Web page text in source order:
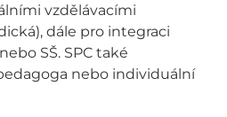
vzdělávacími
dále pro integraci
SŠ. SPC také
nebo individuální